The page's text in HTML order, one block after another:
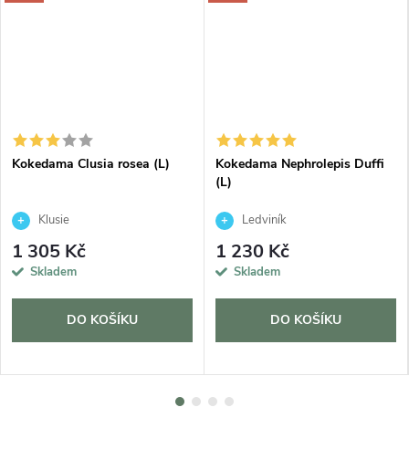
Kokedama Clusia rosea (L)
Klusie
1 305 Kč
Skladem
DO KOŠÍKU
Kokedama Nephrolepis Duffi
(L)
Ledviník
1 230 Kč
Skladem
DO KOŠÍKU